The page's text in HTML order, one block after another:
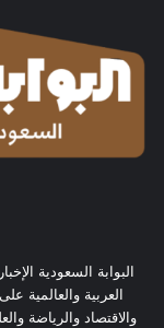
البوابة السعودية
العربية والعالمية
والاقتصاد والرياضة